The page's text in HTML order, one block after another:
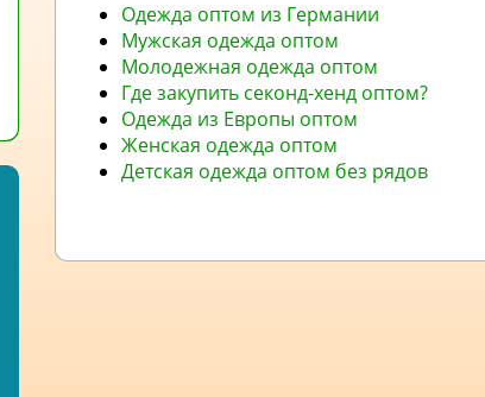
Одежда оптом из Германии
Мужская одежда оптом
Молодежная одежда оптом
Где закупить секонд-хенд оптом?
Одежда из Европы оптом
Женская одежда оптом
Детская одежда оптом без рядов